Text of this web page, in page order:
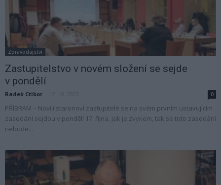
Zpravodajství
Zastupitelstvo v novém složení se sejde
v pondělí
Radek Ctibor 0
PŘÍBRAM – Noví i staronoví zastupitelé se na svém prvním ustavujícím
zasedání sejdou v pondělí 17. října. Jak je zvykem, tak se toto zasedání
nebude...